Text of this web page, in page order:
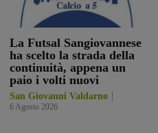
La Futsal Sangiovannese
ha scelto la strada della
continuità, appena un
paio i volti nuovi
San Giovanni Valdarno
6 Agosto 2026